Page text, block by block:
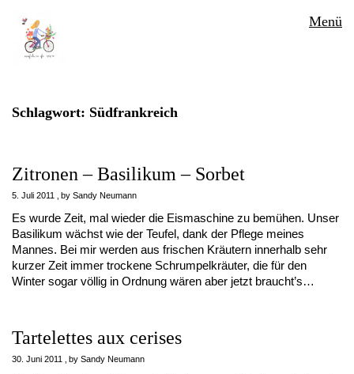
Menü
Schlagwort: Südfrankreich
Zitronen – Basilikum – Sorbet
5. Juli 2011 by Sandy Neumann
Es wurde Zeit, mal wieder die Eismaschine zu bemühen. Unser
Basilikum wächst wie der Teufel, dank der Pflege meines
Mannes. Bei mir werden aus frischen Kräutern innerhalb sehr
kurzer Zeit immer trockene Schrumpelkräuter, die für den
Winter sogar völlig in Ordnung wären aber jetzt braucht’s…
Tartelettes aux cerises
30. Juni 2011 by Sandy Neumann